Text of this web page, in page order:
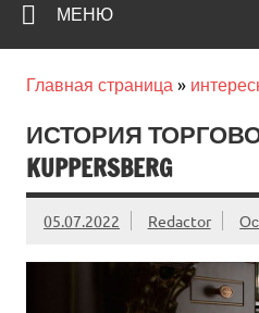
МЕНЮ
Главная страница »
ИСТОРИЯ
KUPPERSBERG
05.07.2022 Redactor